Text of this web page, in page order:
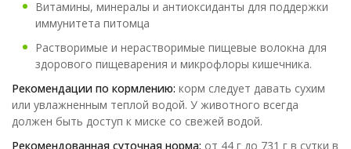
Витамины, минералы и антиоксиданты для поддержки
иммунитета питомца
Растворимые и нерастворимые пищевые волокна для
здорового пищеварения и микрофлоры кишечника.
Рекомендации по кормлению: корм следует давать сухим
или увлажненным теплой водой. У животного всегда
должен быть доступ к миске со свежей водой.
Рекомендованная суточная норма: от 44 г до 731 г в сутки в